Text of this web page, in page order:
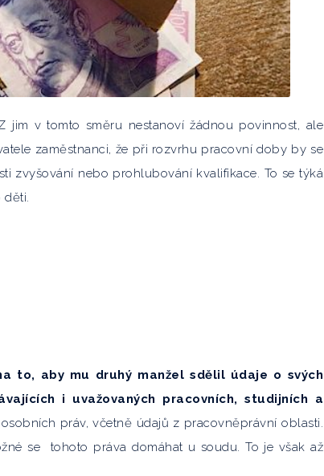
jim v tomto směru nestanoví žádnou povinnost, ale
zaměstnanci, že při rozvrhu pracovní doby by se
zvyšování nebo prohlubování kvalifikace. To se týká
děti.
to, aby mu druhý manžel sdělil údaje o svých
i
uvažovaných pracovních, studijních a
práv, včetně údajů z pracovněprávní oblasti.
se tohoto práva domáhat u soudu. To je však až